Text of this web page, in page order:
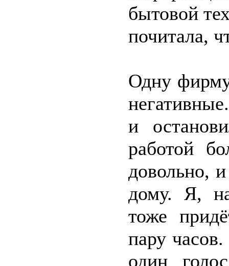
бытовой
почитала,
Одну
и
работой
довольно,
дому. Я,
тоже
пару
один